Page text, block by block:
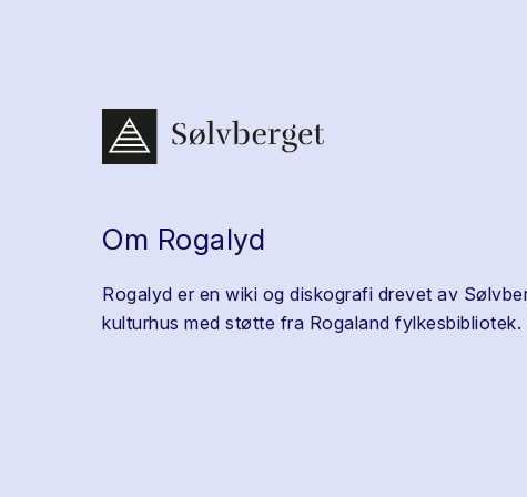
Om Rogalyd
Rogalyd er en wiki og diskografi drevet av
kulturhus med støtte fra Rogaland fylkesbibliotek.